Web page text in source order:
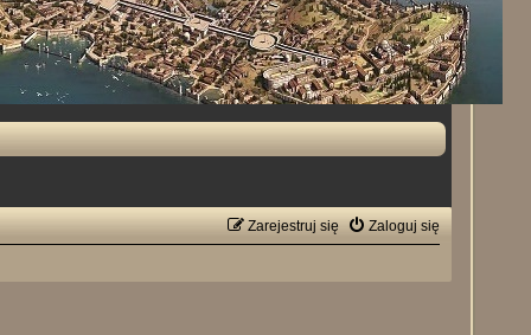
Zaloguj się
Zarejestruj się